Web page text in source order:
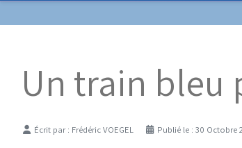
Un train bleu
DétailsÉcrit par : Frédéric VOEGEL Publié le : 30 Octobre